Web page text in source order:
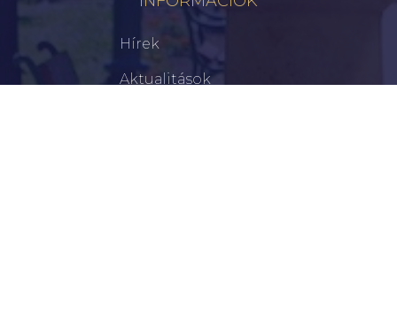
Hírek
Aktualitások